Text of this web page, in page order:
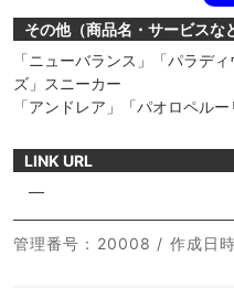
その他（商品名・サービスな
「ニューバランス」「パラデ
ズ」スニーカー
「アンドレア」「パオロペル
LINK URL
―
管理番号 ：20008 / 作成日時